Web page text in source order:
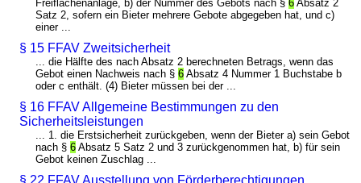
Freiflächenanlage, b) der Nummer des Gebots nach §6 Absatz 2
Satz 2, sofern ein Bieter mehrere Gebote abgegeben hat, und c)
einer ...
§ 15 FFAV Zweitsicherheit
... die Hälfte des nach Absatz 2 berechneten Betrags, wenn das
Gebot einen Nachweis nach §6 Absatz 4 Nummer 1 Buchstabe b
oder c enthält. (4) Bieter müssen bei der ...
§ 16 FFAV Allgemeine Bestimmungen zu den
Sicherheitsleistungen
... 1. die Erstsicherheit zurückgeben, wenn der Bieter a) sein Gebot
nach §6 Absatz 5 Satz 2 und 3 zurückgenommen hat, b) für sein
Gebot keinen Zuschlag ...
§ 22 FFAV Ausstellung von Förderberechtigungen